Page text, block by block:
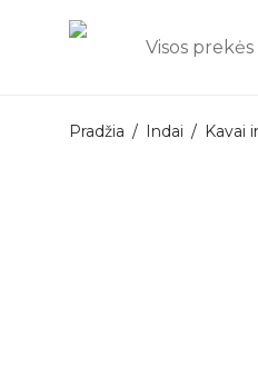
Visos prekės
Pradžia / Indai / Kavai